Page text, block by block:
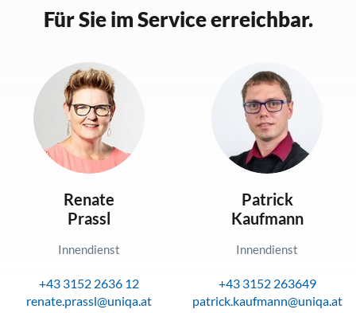
Für Sie im Service erreichbar.
Renate
Prassl
Innendienst
+43 3152 2636 12
renate.prassl@uniqa.at
Patrick
Kaufmann
Innendienst
+43 3152 263649
patrick.kaufmann@uniqa.at